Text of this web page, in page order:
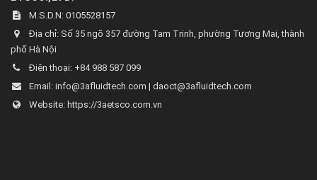
M.S.D.N: 0105528157
Địa chỉ: Số 35 ngõ 357 đường Tam Trinh, phường Tương Mai, thành
phố Hà Nội
Điện thoại: +84 988 587 099
Email: info@3afluidtech.com | daoct@3afluidtech.com
Website: https://3aetsco.com.vn